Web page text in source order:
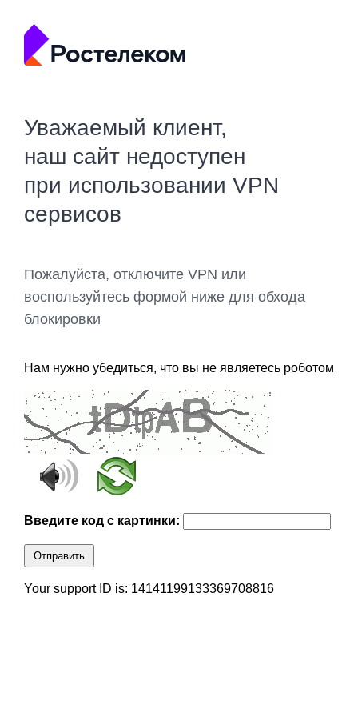
Уважаемый клиент,
наш сайт недоступен
при использовании VPN
сервисов
Пожалуйста, отключите VPN или
воспользуйтесь формой ниже для обхода
блокировки
Нам нужно убедиться, что вы не являетесь роботом
Введите код с картинки:
Отправить
Your support ID is: 14141199133369708816